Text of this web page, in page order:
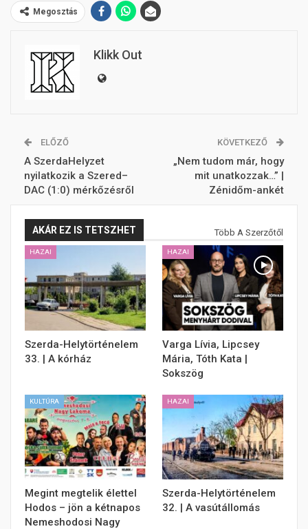
Megosztás
Klikk Out
ELŐZŐ
A SzerdaHelyzet
nyilatkozik a Szered–
DAC (1:0) mérkőzésről
KÖVETKEZŐ
„Nem tudom már, hogy
mit unatkozzak…” |
Zénidőm-ankét
AKÁR EZ IS TETSZHET Több A Szerzőtől
HAZAI
Szerda-Helytörténelem
33. | A kórház
HAZAI
Varga Lívia, Lipcsey
Mária, Tóth Kata |
Sokszög
KULTÚRA
Megint megtelik élettel
Hodos – jön a kétnapos
Nemeshodosi Nagy
HAZAI
Szerda-Helytörténelem
32. | A vasútállomás